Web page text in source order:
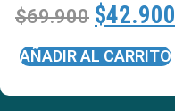
$69.900 $42.900
AÑADIR AL CARRITO